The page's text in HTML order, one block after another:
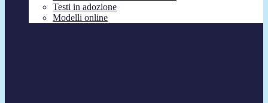
Testi in adozione
Modelli online